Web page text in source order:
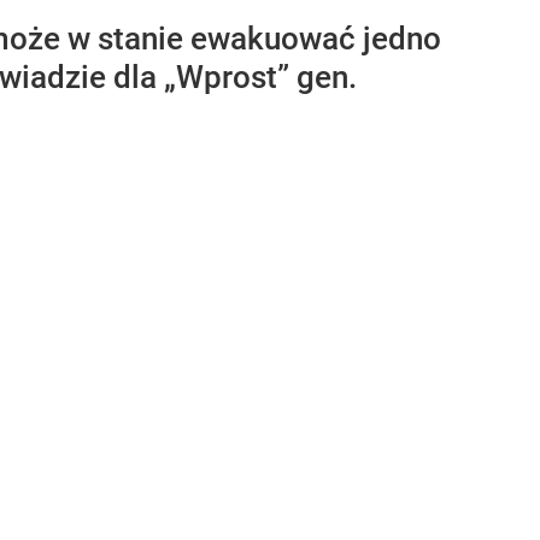
w stanie ewakuować jedno
dla „Wprost” gen.